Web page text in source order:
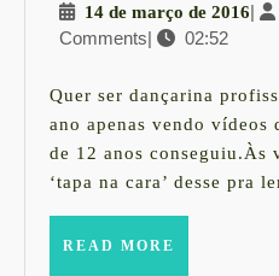
14 de março de 201614
de
|
Comments| 02:52
Quer ser dançarina
ano apenas vendo vídeos
de 12 anos conseguiu.Às
‘tapa na cara’ desse pra
READ MORE